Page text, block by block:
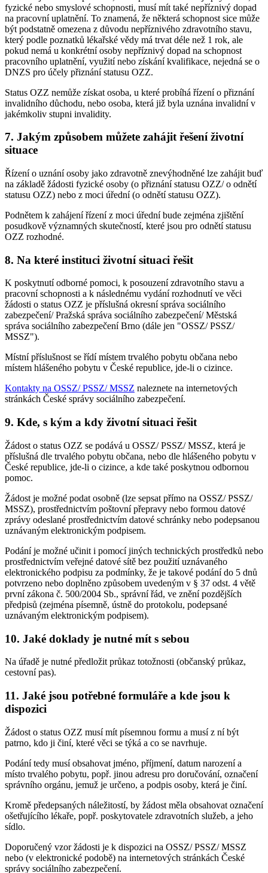
fyzické nebo smyslové schopnosti, musí mít také nepříznivý dopad
na pracovní uplatnění. To znamená, že některá schopnost sice může
být podstatně omezena z důvodu nepříznivého zdravotního stavu,
který podle poznatků lékařské vědy má trvat déle než 1 rok, ale
pokud nemá u konkrétní osoby nepříznivý dopad na schopnost
pracovního uplatnění, využití nebo získání kvalifikace, nejedná se o
DNZS pro účely přiznání statusu OZZ.
Status OZZ nemůže získat osoba, u které probíhá řízení o přiznání
invalidního důchodu, nebo osoba, která již byla uznána invalidní v
jakémkoliv stupni invalidity.
7. Jakým způsobem můžete zahájit řešení životní
situace
Řízení o uznání osoby jako zdravotně znevýhodněné lze zahájit buď
na základě žádosti fyzické osoby (o přiznání statusu OZZ/ o odnětí
statusu OZZ) nebo z moci úřední (o odnětí statusu OZZ).
Podnětem k zahájení řízení z moci úřední bude zejména zjištění
posudkově významných skutečností, které jsou pro odnětí statusu
OZZ rozhodné.
8. Na které instituci životní situaci řešit
K poskytnutí odborné pomoci, k posouzení zdravotního stavu a
pracovní schopnosti a k následnému vydání rozhodnutí ve věci
žádosti o status OZZ je příslušná okresní správa sociálního
zabezpečení/ Pražská správa sociálního zabezpečení/ Městská
správa sociálního zabezpečení Brno (dále jen "OSSZ/ PSSZ/
MSSZ").
Místní příslušnost se řídí místem trvalého pobytu občana nebo
místem hlášeného pobytu v České republice, jde-li o cizince.
Kontakty na OSSZ/ PSSZ/ MSSZ naleznete na internetových
stránkách České správy sociálního zabezpečení.
9. Kde, s kým a kdy životní situaci řešit
Žádost o status OZZ se podává u OSSZ/ PSSZ/ MSSZ, která je
příslušná dle trvalého pobytu občana, nebo dle hlášeného pobytu v
České republice, jde-li o cizince, a kde také poskytnou odbornou
pomoc.
Žádost je možné podat osobně (lze sepsat přímo na OSSZ/ PSSZ/
MSSZ), prostřednictvím poštovní přepravy nebo formou datové
zprávy odeslané prostřednictvím datové schránky nebo podepsanou
uznávaným elektronickým podpisem.
Podání je možné učinit i pomocí jiných technických prostředků nebo
prostřednictvím veřejné datové sítě bez použití uznávaného
elektronického podpisu za podmínky, že je takové podání do 5 dnů
potvrzeno nebo doplněno způsobem uvedeným v § 37 odst. 4 větě
první zákona č. 500/2004 Sb., správní řád, ve znění pozdějších
předpisů (zejména písemně, ústně do protokolu, podepsané
uznávaným elektronickým podpisem).
10. Jaké doklady je nutné mít s sebou
Na úřadě je nutné předložit průkaz totožnosti (občanský průkaz,
cestovní pas).
11. Jaké jsou potřebné formuláře a kde jsou k
dispozici
Žádost o status OZZ musí mít písemnou formu a musí z ní být
patrno, kdo ji činí, které věci se týká a co se navrhuje.
Podání tedy musí obsahovat jméno, příjmení, datum narození a
místo trvalého pobytu, popř. jinou adresu pro doručování, označení
správního orgánu, jemuž je určeno, a podpis osoby, která je činí.
Kromě předepsaných náležitostí, by žádost měla obsahovat označení
ošetřujícího lékaře, popř. poskytovatele zdravotních služeb, a jeho
sídlo.
Doporučený vzor žádosti je k dispozici na OSSZ/ PSSZ/ MSSZ
nebo (v elektronické podobě) na internetových stránkách České
správy sociálního zabezpečení.